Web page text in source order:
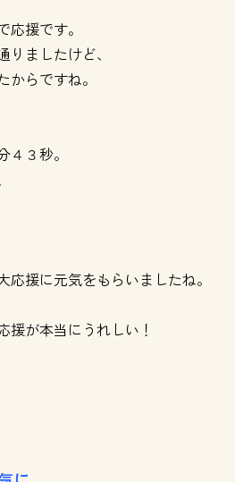
援です。
ましたけど、
らですね。
３秒。
援に元気をもらいましたね。
援が本当にうれしい！